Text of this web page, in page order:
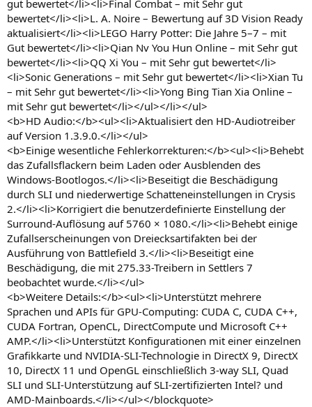
gut bewertet</li><li>Final Combat – mit Sehr gut
bewertet</li><li>L. A. Noire – Bewertung auf 3D Vision Ready
aktualisiert</li><li>LEGO Harry Potter: Die Jahre 5–7 – mit
Gut bewertet</li><li>Qian Nv You Hun Online – mit Sehr gut
bewertet</li><li>QQ Xi You – mit Sehr gut bewertet</li>
<li>Sonic Generations – mit Sehr gut bewertet</li><li>Xian Tu
– mit Sehr gut bewertet</li><li>Yong Bing Tian Xia Online –
mit Sehr gut bewertet</li></ul></li></ul>
<b>HD Audio:</b><ul><li>Aktualisiert den HD-Audiotreiber
auf Version 1.3.9.0.</li></ul>
<b>Einige wesentliche Fehlerkorrekturen:</b><ul><li>Behebt
das Zufallsflackern beim Laden oder Ausblenden des
Windows-Bootlogos.</li><li>Beseitigt die Beschädigung
durch SLI und niederwertige Schatteneinstellungen in Crysis
2.</li><li>Korrigiert die benutzerdefinierte Einstellung der
Surround-Auflösung auf 5760 × 1080.</li><li>Behebt einige
Zufallserscheinungen von Dreiecksartifakten bei der
Ausführung von Battlefield 3.</li><li>Beseitigt eine
Beschädigung, die mit 275.33-Treibern in Settlers 7
beobachtet wurde.</li></ul>
<b>Weitere Details:</b><ul><li>Unterstützt mehrere
Sprachen und APIs für GPU-Computing: CUDA C, CUDA C++,
CUDA Fortran, OpenCL, DirectCompute und Microsoft C++
AMP.</li><li>Unterstützt Konfigurationen mit einer einzelnen
Grafikkarte und NVIDIA-SLI-Technologie in DirectX 9, DirectX
10, DirectX 11 und OpenGL einschließlich 3-way SLI, Quad
SLI und SLI-Unterstützung auf SLI-zertifizierten Intel? und
AMD-Mainboards.</li></ul></blockquote>